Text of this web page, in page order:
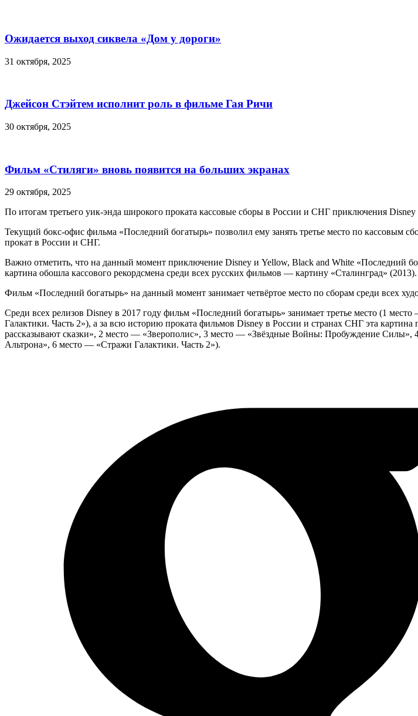
Ожидается выход сиквела «Дом у дороги»
31 октября, 2025
Джейсон Стэйтем исполнит роль в фильме Гая Ричи
30 октября, 2025
Фильм «Стиляги» вновь появится на больших экранах
29 октября, 2025
По итогам третьего уик-энда широкого проката кассовые сборы в России и СНГ приключения
Текущий бокс-офис фильма «Последний богатырь» позволил ему занять третье место по кассовым
прокат в России и СНГ.
Важно отметить, что на данный момент приключение Disney и Yellow, Black and White «Последний
картина обошла кассового рекордсмена среди всех русских фильмов — картину «Сталинград» (2013).
Фильм «Последний богатырь» на данный момент занимает четвёртое место по сборам среди всех
Среди всех релизов Disney в 2017 году фильм «Последний богатырь» занимает третье место (1
Галактики. Часть 2»), а за всю историю проката фильмов Disney в России и странах СНГ эта
рассказывают сказки», 2 место — «Зверополис», 3 место — «Звёздные Войны: Пробуждение
Альтрона», 6 место — «Стражи Галактики. Часть 2»).